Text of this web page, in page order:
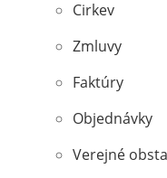
Cirkev
Zmluvy
Faktúry
Objednávky
Verejné